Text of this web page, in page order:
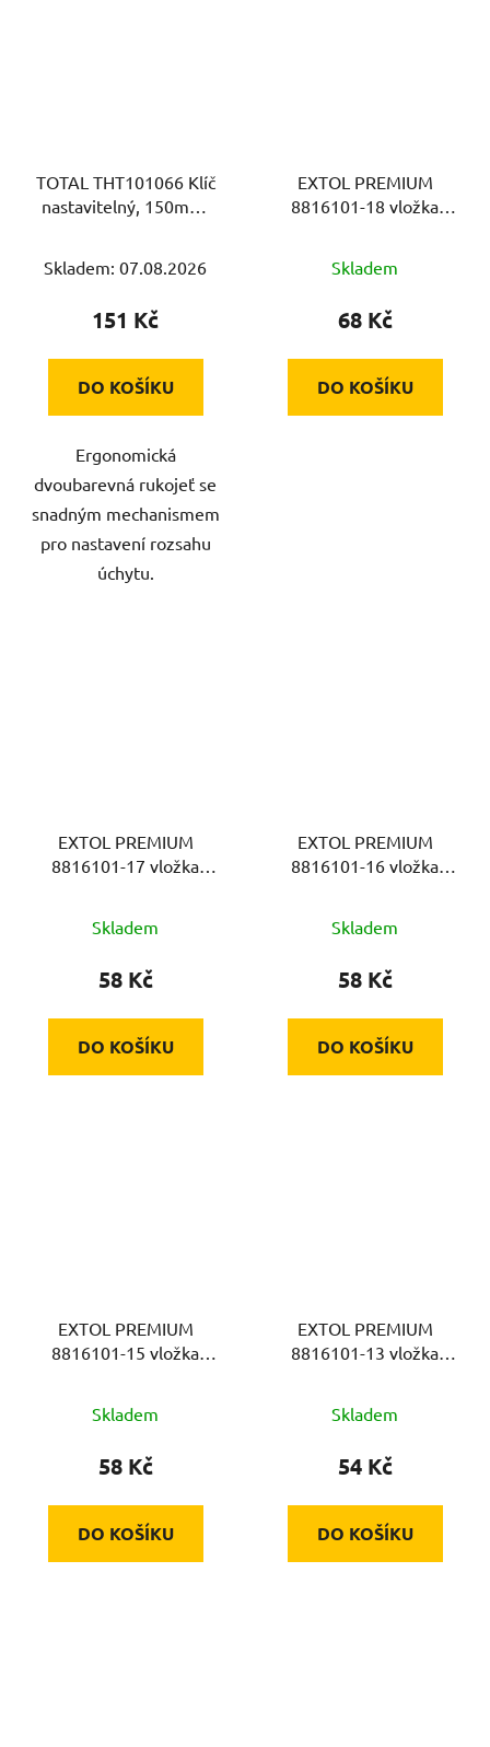
TOTAL THT101066 Klíč
nastavitelný, 150mm,
Skladem: 07.08.2026
151 Kč
DO KOŠÍKU
Ergonomická
dvoubarevná rukojeť se
snadným mechanismem
pro nastavení rozsahu
úchytu.
EXTOL PREMIUM
8816101-18 vložka
Skladem
68 Kč
DO KOŠÍKU
EXTOL PREMIUM
8816101-17 vložka
Skladem
58 Kč
DO KOŠÍKU
EXTOL PREMIUM
8816101-16 vložka
Skladem
58 Kč
DO KOŠÍKU
EXTOL PREMIUM
8816101-15 vložka
Skladem
58 Kč
DO KOŠÍKU
EXTOL PREMIUM
8816101-13 vložka
Skladem
54 Kč
DO KOŠÍKU